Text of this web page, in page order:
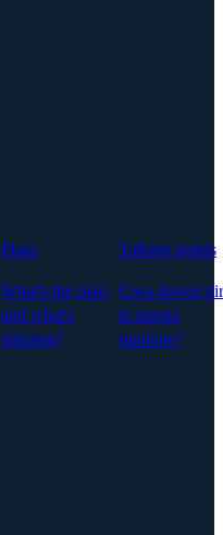
Plans
What's the plan,
and what's
slipping?
Talking points
Cosa dovrei
in questa
riunione?